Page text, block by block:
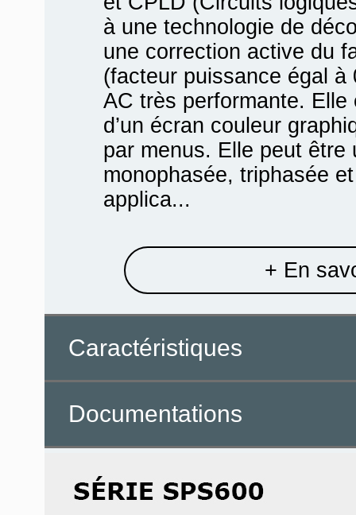
à une technologie de
une correction active du
(facteur puissance égal
AC très performante.
d’un écran couleur
par menus. Elle peut être
monophasée, triphasée
applica...
+ En
Caractéristiques
Documentations